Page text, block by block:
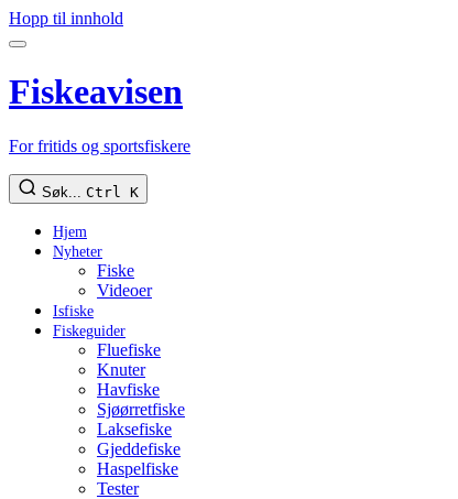
Hopp til innhold
Fiskeavisen
For fritids og sportsfiskere
Søk... Ctrl K
Hjem
Nyheter
Fiske
Videoer
Isfiske
Fiskeguider
Fluefiske
Knuter
Havfiske
Sjøørretfiske
Laksefiske
Gjeddefiske
Haspelfiske
Tester